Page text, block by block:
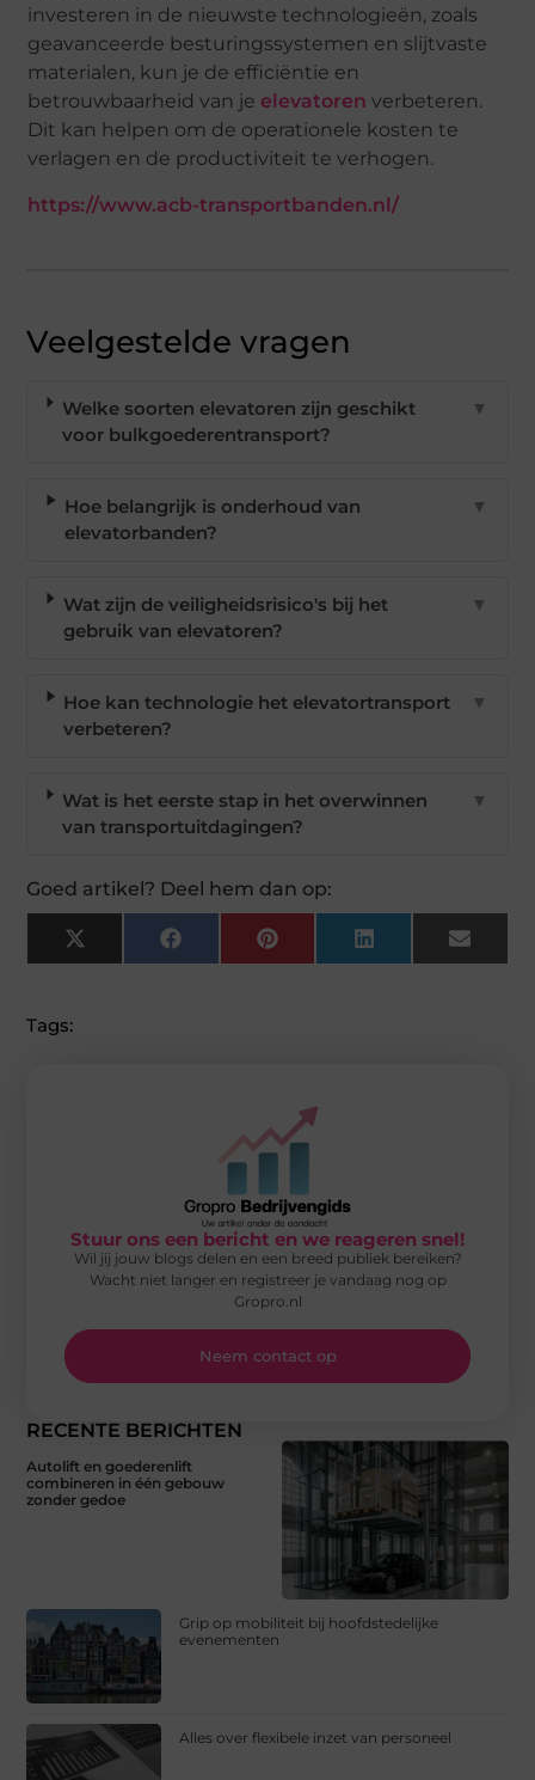
investeren in de nieuwste technologieën, zoals
geavanceerde besturingssystemen en slijtvaste
materialen, kun je de efficiëntie en
betrouwbaarheid van je elevatoren verbeteren.
Dit kan helpen om de operationele kosten te
verlagen en de productiviteit te verhogen.
https://www.acb-transportbanden.nl/
Veelgestelde vragen
Welke soorten elevatoren zijn geschikt
voor bulkgoederentransport?
▼
Hoe belangrijk is onderhoud van
elevatorbanden?
▼
Wat zijn de veiligheidsrisico's bij het
gebruik van elevatoren?
▼
Hoe kan technologie het elevatortransport
verbeteren?
▼
Wat is het eerste stap in het overwinnen
van transportuitdagingen?
▼
Goed artikel? Deel hem dan op:
X
(Twitter)
FacebookPinterest LinkedIn Email
Tags:
RECENTE BERICHTEN
Autolift en goederenlift
combineren in één gebouw
zonder gedoe
Grip op mobiliteit bij hoofdstedelijke
evenementen
Alles over flexibele inzet van personeel
Stuur ons een bericht en we reageren snel!
Wil jij jouw blogs delen en een breed publiek bereiken?
Wacht niet langer en registreer je vandaag nog op
Gropro.nl
Neem contact op